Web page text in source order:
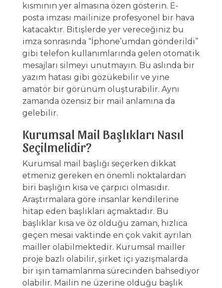
kısmının yer almasına özen gösterin. E-
posta imzası mailinize profesyonel bir hava
katacaktır. Bitişlerde yer vereceğiniz bu
imza sonrasında “İphone’umdan gönderildi”
gibi telefon kullanımlarında gelen otomatik
mesajları silmeyi unutmayın. Bu aslında bir
yazım hatası gibi gözükebilir ve yine
amatör bir görünüm oluşturabilir. Aynı
zamanda özensiz bir mail anlamına da
gelebilir.
Kurumsal Mail Başlıkları Nasıl
Seçilmelidir?
Kurumsal mail başlığı seçerken dikkat
etmeniz gereken en önemli noktalardan
biri başlığın kısa ve çarpıcı olmasıdır.
Araştırmalara göre insanlar kendilerine
hitap eden başlıkları açmaktadır. Bu
başlıklar kısa ve öz olduğu zaman, hızlıca
geçen mesai vaktinde en çok vakit ayrılan
mailler olabilmektedir. Kurumsal mailler
proje bazlı olabilir, şirket içi yazışmalarda
bir işin tamamlanma sürecinden bahsediyor
olabilir. Mailin ne üzerine olduğu başlık